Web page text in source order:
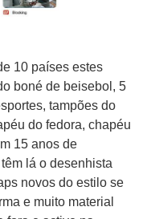
10 países estes
boné de beisebol, 5
tampões do
do fedora, chapéu
15 anos de
lá o desenhista
novos do estilo se
e muito material